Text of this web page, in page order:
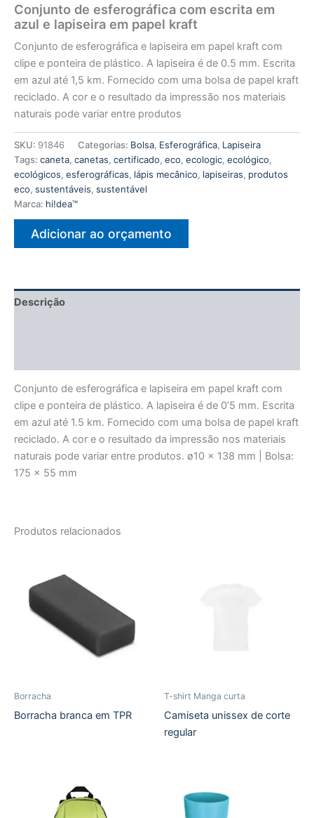
Conjunto de esferográfica com escrita em
azul e lapiseira em papel kraft
Conjunto de esferográfica e lapiseira em papel kraft com
clipe e ponteira de plástico. A lapiseira é de 0.5 mm. Escrita
em azul até 1,5 km. Fornecido com uma bolsa de papel kraft
reciclado. A cor e o resultado da impressão nos materiais
naturais pode variar entre produtos
SKU: 91846 Categorias: Bolsa, Esferográfica, Lapiseira
Tags: caneta, canetas, certificado, eco, ecologic, ecológico,
ecológicos, esferográficas, lápis mecânico, lapiseiras, produtos
eco, sustentáveis, sustentável
Marca: hi!dea™
Adicionar ao orçamento
Descrição
Conjunto de esferográfica e lapiseira em papel kraft com
clipe e ponteira de plástico. A lapiseira é de 0’5 mm. Escrita
em azul até 1.5 km. Fornecido com uma bolsa de papel kraft
reciclado. A cor e o resultado da impressão nos materiais
naturais pode variar entre produtos. ø10 x 138 mm | Bolsa:
175 x 55 mm
Produtos relacionados
Borracha
Borracha branca em TPR
T-shirt Manga curta
Camiseta unissex de corte
regular